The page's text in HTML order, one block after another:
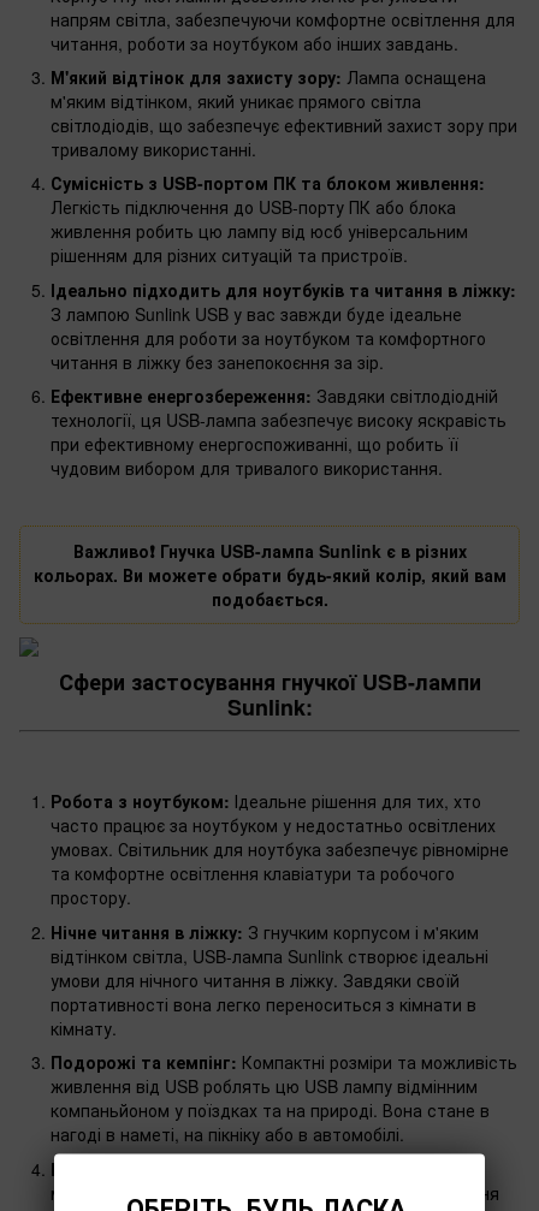
напрям світла, забезпечуючи комфортне освітлення для
читання, роботи за ноутбуком або інших завдань.
М'який відтінок для захисту зору: Лампа оснащена
м'яким відтінком, який уникає прямого світла
світлодіодів, що забезпечує ефективний захист зору при
тривалому використанні.
Сумісність з USB-портом ПК та блоком живлення:
Легкість підключення до USB-порту ПК або блока
живлення робить цю лампу від юсб універсальним
рішенням для різних ситуацій та пристроїв.
Ідеально підходить для ноутбуків та читання в ліжку:
З лампою Sunlink USB у вас завжди буде ідеальне
освітлення для роботи за ноутбуком та комфортного
читання в ліжку без занепокоєння за зір.
Ефективне енергозбереження: Завдяки світлодіодній
технології, ця USB-лампа забезпечує високу яскравість
при ефективному енергоспоживанні, що робить її
чудовим вибором для тривалого використання.
Важливо❗️ Гнучка USB-лампа Sunlink є в різних
кольорах. Ви можете обрати будь-який колір, який вам
подобається.
Сфери застосування гнучкої USB-лампи
Sunlink:
Робота з ноутбуком: Ідеальне рішення для тих, хто
часто працює за ноутбуком у недостатньо освітлених
умовах. Світильник для ноутбука забезпечує рівномірне
та комфортне освітлення клавіатури та робочого
простору.
Нічне читання в ліжку: З гнучким корпусом і м'яким
відтінком світла, USB-лампа Sunlink створює ідеальні
умови для нічного читання в ліжку. Завдяки своїй
портативності вона легко переноситься з кімнати в
кімнату.
Подорожі та кемпінг: Компактні розміри та можливість
живлення від USB роблять цю USB лампу відмінним
компаньйоном у поїздках та на природі. Вона стане в
нагоді в наметі, на пікніку або в автомобілі.
Робота в офісі:
може використовуватися для додаткового освітлення